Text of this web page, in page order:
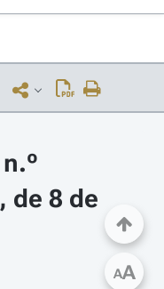
de 8 de
AA